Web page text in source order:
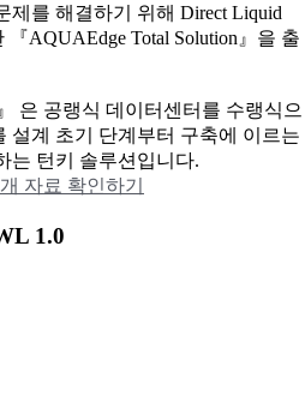
제를 해결하기 위해 Direct Liquid
AQUAEdge Total Solution』을 출
은 공랭식 데이터센터를 수랭식으
설계 초기 단계부터 구축에 이르는
는 턴키 솔루션입니다.
자료 확인하기
1.0